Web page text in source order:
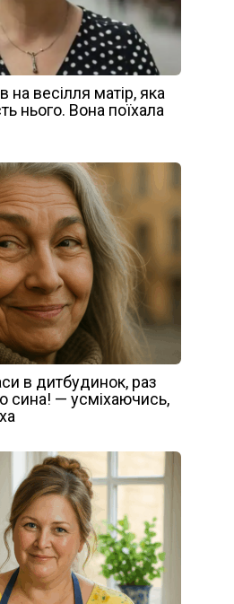
на весілля матір, яка
нього. Вона поїхала
в дитбудинок, раз
сина! — усміхаючись,